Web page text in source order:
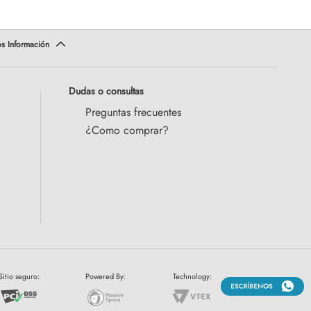
Dudas o consultas
Preguntas frecuentes
¿Como comprar?
seguro: Powered By: Technology: